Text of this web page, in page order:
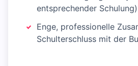
entsprechender
Enge, professionelle
Schulterschluss mit der